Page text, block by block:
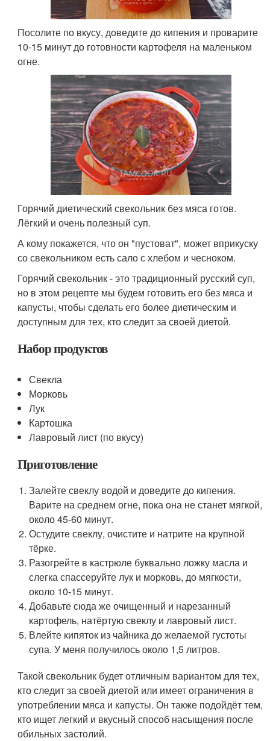
Посолите по вкусу, доведите до кипения и проварите
10-15 минут до готовности картофеля на маленьком
огне.
Горячий диетический свекольник без мяса готов.
Лёгкий и очень полезный суп.
А кому покажется, что он "пустоват", может вприкуску
со свекольником есть сало с хлебом и чесноком.
Горячий свекольник - это традиционный русский суп,
но в этом рецепте мы будем готовить его без мяса и
капусты, чтобы сделать его более диетическим и
доступным для тех, кто следит за своей диетой.
Набор продуктов
Свекла
Морковь
Лук
Картошка
Лавровый лист (по вкусу)
Приготовление
Залейте свеклу водой и доведите до кипения.
Варите на среднем огне, пока она не станет мягкой,
около 45-60 минут.
Остудите свеклу, очистите и натрите на крупной
тёрке.
Разогрейте в кастрюле буквально ложку масла и
слегка спассеруйте лук и морковь, до мягкости,
около 10-15 минут.
Добавьте сюда же очищенный и нарезанный
картофель, натёртую свеклу и лавровый лист.
Влейте кипяток из чайника до желаемой густоты
супа. У меня получилось около 1,5 литров.
Такой свекольник будет отличным вариантом для тех,
кто следит за своей диетой или имеет ограничения в
употреблении мяса и капусты. Он также подойдёт тем,
кто ищет легкий и вкусный способ насыщения после
обильных застолий.